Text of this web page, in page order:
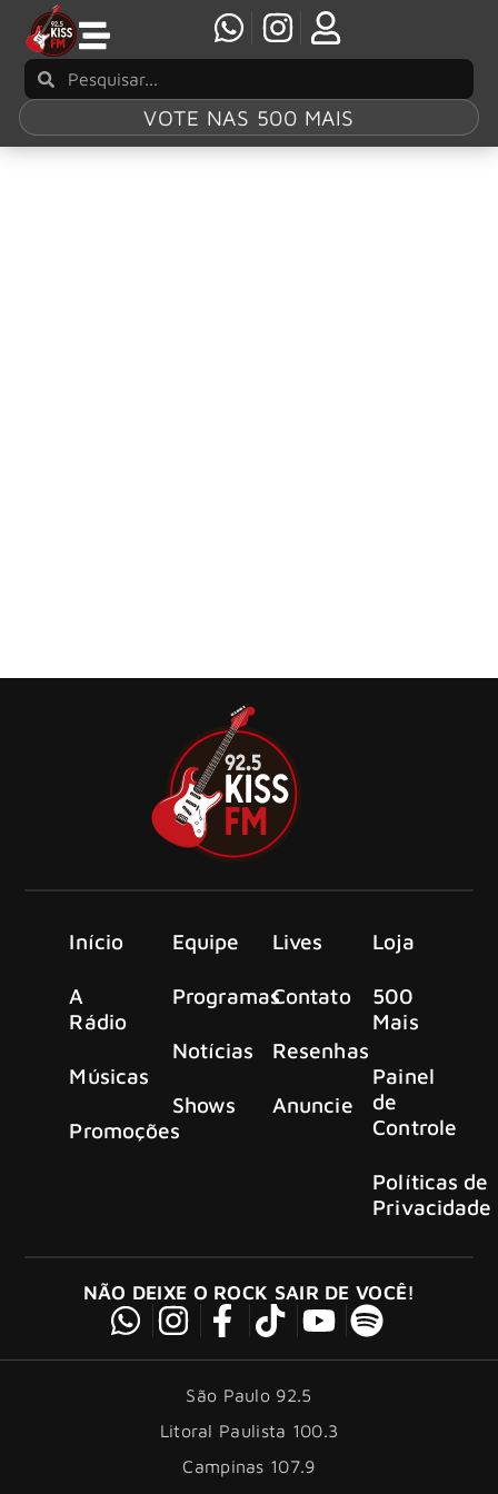
VOTE NAS 500 MAIS
Início
A
Rádio
Músicas
Promoções
Equipe
Programas
Notícias
Shows
Lives
Contato
Resenhas
Anuncie
Loja
500
Mais
Painel
de
Controle
Políticas de
Privacidade
NÃO DEIXE O ROCK SAIR DE VOCÊ!
São Paulo 92.5
Litoral Paulista 100.3
Campinas 107.9